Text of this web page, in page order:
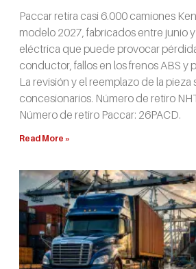
Paccar retira casi 6.000 camiones
modelo 2027, fabricados entre junio y
eléctrica que puede provocar
conductor, fallos en los frenos ABS y
La revisión y el reemplazo de la
concesionarios. Número de retiro
Número de retiro Paccar: 26PACD.
Read More »